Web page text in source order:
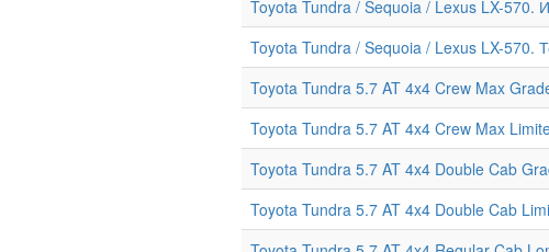
Toyota Tundra / Sequoia / Lexus LX-570.
Toyota Tundra / Sequoia / Lexus LX-570.
Toyota Tundra 5.7 AT 4x4 Crew Max
Toyota Tundra 5.7 AT 4x4 Crew Max
Toyota Tundra 5.7 AT 4x4 Double Cab
Toyota Tundra 5.7 AT 4x4 Double Cab